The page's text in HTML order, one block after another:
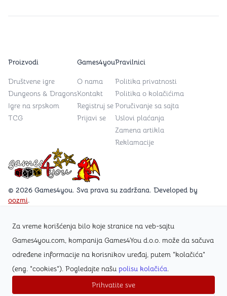
Za vreme korišćenja bilo koje stranice na veb-sajtu
Games4you.com, kompanija Games4You d.o.o. može da sačuva
određene informacije na korisnikov uređaj, putem "kolačića"
(eng. "cookies"). Pogledajte našu polisu kolačića.
Prihvatite sve
Games4you logo
© 2026 Games4you. Sva prava su zadržana. Developed by
oozmi.
Posetite Facebook stranicu /Games4you.rs
Zapratite Instagram profil @games4yours
Proizvodi
Društvene igre
Dungeons & Dragons
Igre na srpskom
TCG
Games4you
O nama
Kontakt
Registruj se
Prijavi se
Pravilnici
Politika privatnosti
Politika o kolačićima
Poručivanje sa sajta
Uslovi plaćanja
Zamena artikla
Reklamacije